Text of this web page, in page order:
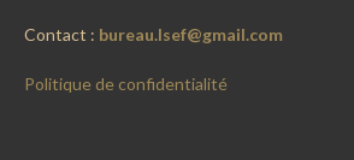
Contact : bureau.lsef@gmail.com
Politique de confidentialité